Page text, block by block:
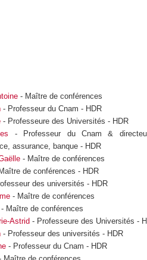
- Maître de conférences
- Professeur du Cnam - HDR
- Professeure des Universités - HDR
- Professeur du Cnam &
assurance, banque - HDR
- Maître de conférences
de conférences - HDR
des universités - HDR
- Maître de conférences
Maître de conférences
Astrid - Professeure des Universités -
- Professeur des universités - HDR
- Professeur du Cnam - HDR